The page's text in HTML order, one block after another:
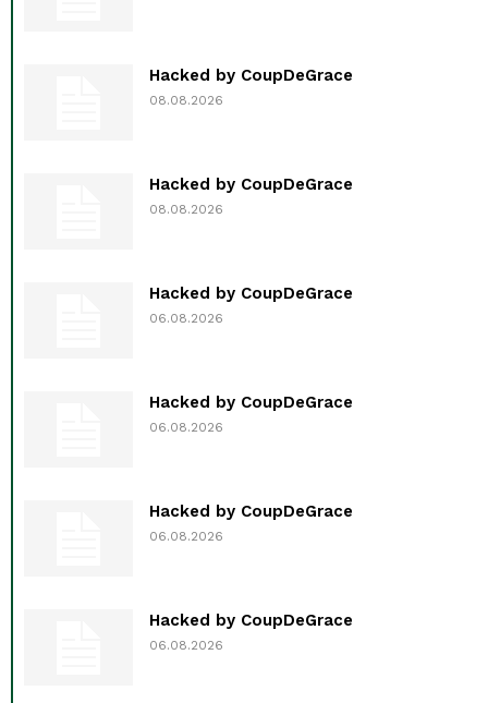
Hacked by CoupDeGrace
08.08.2026
Hacked by CoupDeGrace
08.08.2026
Hacked by CoupDeGrace
06.08.2026
Hacked by CoupDeGrace
06.08.2026
Hacked by CoupDeGrace
06.08.2026
Hacked by CoupDeGrace
06.08.2026